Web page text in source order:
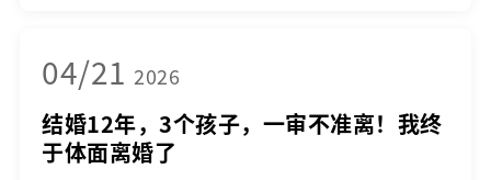
04/21 2026
结婚12年，3个孩子，一审不准离！我终
于体面离婚了